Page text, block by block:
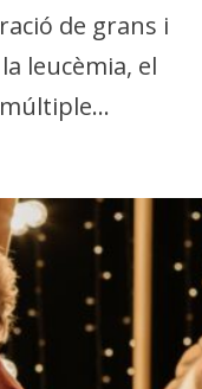
de grans i
leucèmia, el